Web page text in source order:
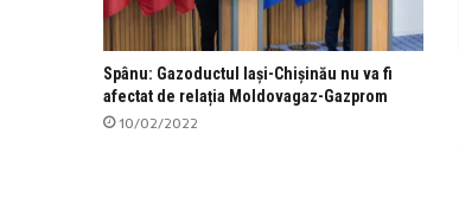
Spânu: Gazoductul Iași-Chișinău nu va fi
afectat de relația Moldovagaz-Gazprom
10/02/2022